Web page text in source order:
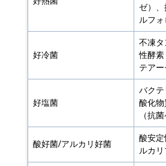
ゼ）
ルフォ
好冷菌
不凍
性酵
テアー
好塩菌
バク
酸化
（抗
酸好菌/アルカリ好菌
酸安
ルカ